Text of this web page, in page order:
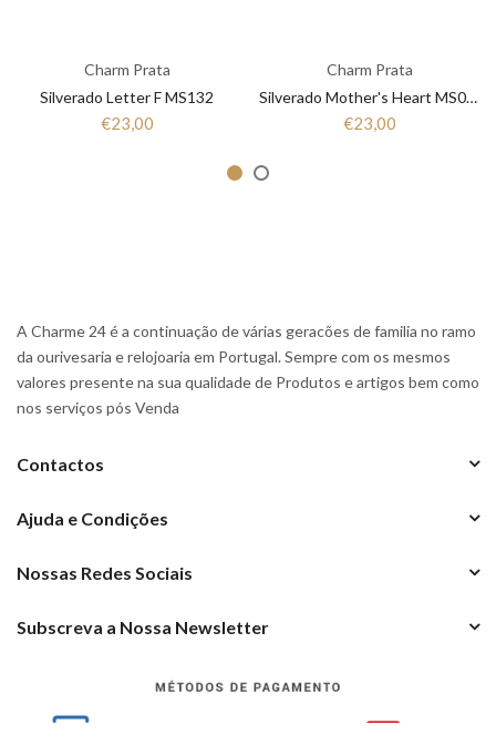
Charm Prata
Silverado Letter F MS132
€23,00
Charm Prata
Silverado Mother's Heart MS064
€23,00
A Charme 24 é a continuação de várias geracões de familia no ramo
da ourivesaria e relojoaria em Portugal. Sempre com os mesmos
valores presente na sua qualidade de Produtos e artigos bem como
nos serviços pós Venda
Contactos
Ajuda e Condições
Nossas Redes Sociais
Subscreva a Nossa Newsletter